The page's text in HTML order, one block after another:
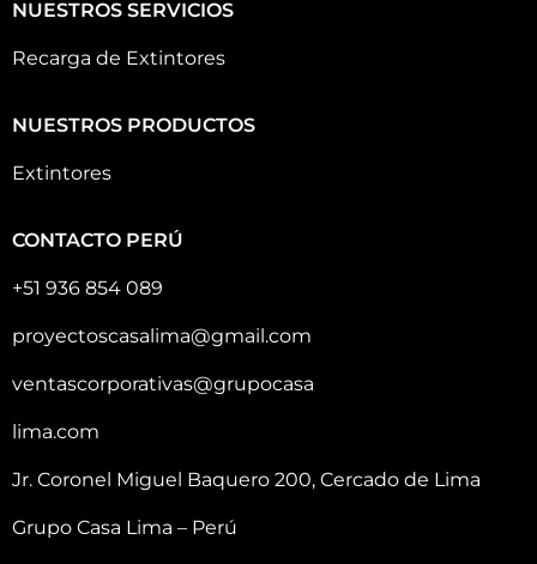
NUESTROS SERVICIOS
Recarga de Extintores
NUESTROS PRODUCTOS
Extintores
CONTACTO PERÚ
+51 936 854 089
proyectoscasalima@gmail.com
ventascorporativas@grupocasa
lima.com
Jr. Coronel Miguel Baquero 200, Cercado de Lima
Grupo Casa Lima – Perú